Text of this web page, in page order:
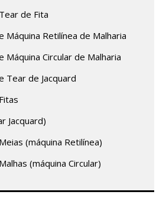
de Fita
Máquina Retilínea de Malharia
Máquina Circular de Malharia
Tear de Jacquard
Jacquard)
(máquina Retilínea)
(máquina Circular)